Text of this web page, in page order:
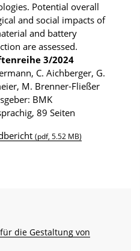
Potential overall
and social impacts of
and battery
are assessed.
3/2024
C. Aichberger, G.
M. Brenner-Fließer
BMK
89 Seiten
(pdf, 5.52 MB)
die Gestaltung von